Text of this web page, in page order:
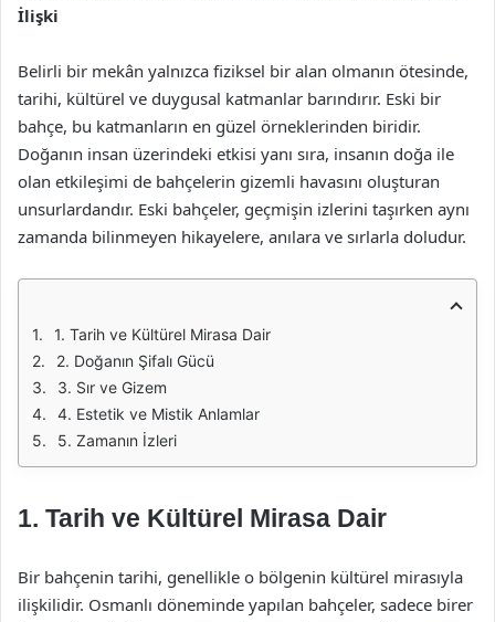
İlişki
Belirli bir mekân yalnızca fiziksel bir alan olmanın ötesinde,
tarihi, kültürel ve duygusal katmanlar barındırır. Eski bir
bahçe, bu katmanların en güzel örneklerinden biridir.
Doğanın insan üzerindeki etkisi yanı sıra, insanın doğa ile
olan etkileşimi de bahçelerin gizemli havasını oluşturan
unsurlardandır. Eski bahçeler, geçmişin izlerini taşırken aynı
zamanda bilinmeyen hikayelere, anılara ve sırlarla doludur.
1. Tarih ve Kültürel Mirasa Dair
2. Doğanın Şifalı Gücü
3. Sır ve Gizem
4. Estetik ve Mistik Anlamlar
5. Zamanın İzleri
1. Tarih ve Kültürel Mirasa Dair
Bir bahçenin tarihi, genellikle o bölgenin kültürel mirasıyla
ilişkilidir. Osmanlı döneminde yapılan bahçeler, sadece birer